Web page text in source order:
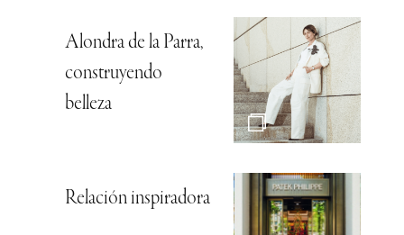
Alondra de la Parra,
construyendo
belleza
Relación inspiradora